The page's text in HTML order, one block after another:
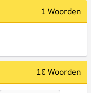
1 Woorden
10 Woorden